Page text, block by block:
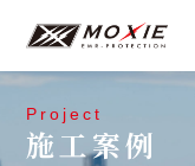
Project
施工案例